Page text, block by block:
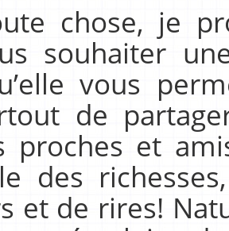
chose, je
souhaiter
vous
de
proches et
des
et de rires!